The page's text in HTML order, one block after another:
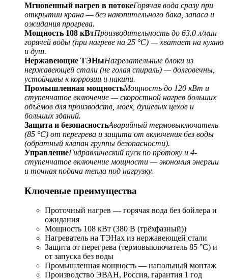
Мгновенный нагрев в потокеГорячая вода сразу при
открытии крана — без накопительного бака, запаса и
ожидания прогрева.
Мощность 108 кВтПроизводительность до 63.0 л/мин
горячей воды (при нагреве на 25 °C) — хватает на кухню
и душ.
Нержавеющие ТЭНыНагревательные блоки из
нержавеющей стали (не голая спираль) — долговечны,
устойчивы к коррозии и накипи.
Промышленная мощностьМощность до 120 кВт и
ступенчатое включение — скоростной нагрев больших
объёмов для производств, моек, душевых цехов и
больших зданий.
Защита и безопасностьАварийный термовыключатель
(85 °C) от перегрева и защита от включения без воды
(обратный клапан группы безопасности).
УправлениеГидравлический пуск по протоку и 4-
ступенчатое включение мощности — экономия энергии
и точная подача тепла под нагрузку.
Ключевые преимущества
Проточный нагрев — горячая вода без бойлера и
ожидания
Мощность 108 кВт (380 В (трёхфазный))
Нагреватель на ТЭНах из нержавеющей стали
Защита от перегрева (термовыключатель 85 °C) и
от запуска без воды
Промышленная мощность — напольный монтаж
Производство ЭВАН, Россия, гарантия 1 год